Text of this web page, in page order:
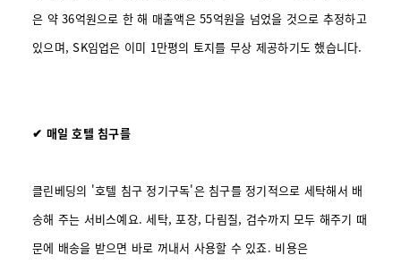
은 약 36억원으로 한 해 매출액은 55억원을 넘었을 것으로 추정하고
있으며, SK임업은 이미 1만평의 토지를 무상 제공하기도 했습니다.
✔ 매일 호텔 침구를
클린베딩의 '호텔 침구 정기구독'은 침구를 정기적으로 세탁해서 배
송해 주는 서비스예요. 세탁, 포장, 다림질, 검수까지 모두 해주기 때
문에 배송을 받으면 바로 꺼내서 사용할 수 있죠. 비용은